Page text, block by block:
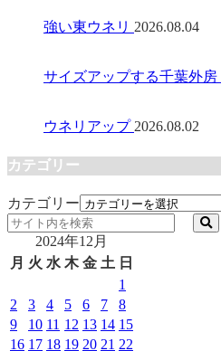
強い東ウネリ 2026.08.04
サイズアップする千葉外房
ウネリアップ 2026.08.02
カテゴリー
カテゴリー
2024年12月
月 火 水 木 金 土 日
1
2
3 4 5 6 7
8
9
10 11 12 13 14 15
16 17 18 19 20 21 22